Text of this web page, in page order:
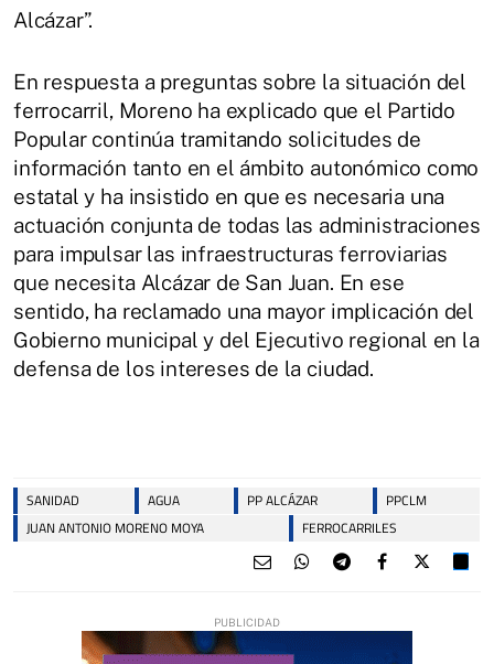
Alcázar”.
En respuesta a preguntas sobre la situación del
ferrocarril, Moreno ha explicado que el Partido
Popular continúa tramitando solicitudes de
información tanto en el ámbito autonómico como
estatal y ha insistido en que es necesaria una
actuación conjunta de todas las administraciones
para impulsar las infraestructuras ferroviarias
que necesita Alcázar de San Juan. En ese
sentido, ha reclamado una mayor implicación del
Gobierno municipal y del Ejecutivo regional en la
defensa de los intereses de la ciudad.
SANIDAD AGUA PP ALCÁZAR
PPCLM
JUAN ANTONIO MORENO MOYA
FERROCARRILES